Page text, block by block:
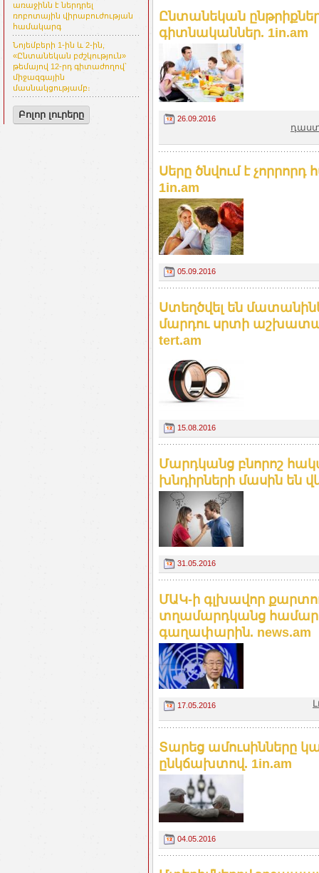
առաջինն է ներդրել
ռոբոտային վիրաբուժության
համակարգ
Նոյեմբերի 1-ին և 2-ին,
«Ընտանեկան բժշկություն»
թեմայով 12-րդ գիտաժողով՝
միջազգային
մասնակցությամբ։
Բոլոր լուրերը
Ընտանեկան
գիտնականներ. 1in.am
26.09.2016
Սերը ծնվում է
1in.am
05.09.2016
Ստեղծվել են
մարդու սրտի
tert.am
15.08.2016
Մարդկանց բնորոշ
խնդիրների մասին են
31.05.2016
ՄԱԿ-ի գլխավոր
տղամարդկանց համար
գաղափարին. news.am
17.05.2016
Տարեց ամուսինները
ընկճախտով. 1in.am
04.05.2016